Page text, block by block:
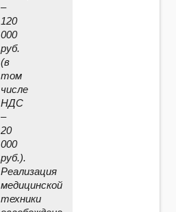
–
120
000
руб.
(в
том
числе
НДС
–
20
000
руб.).
Реализация
медицинской
техники